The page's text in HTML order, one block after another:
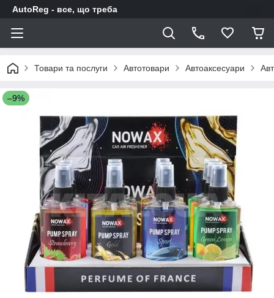
AutoReg - все, що треба
Товари та послуги Автотовари Автоаксесуари
–9%